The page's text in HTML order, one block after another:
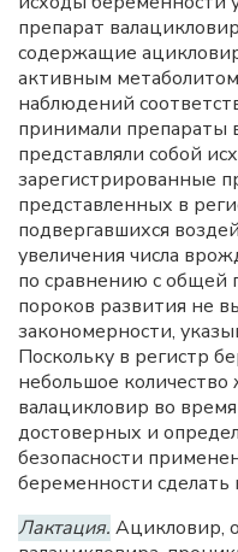
препарат
содержащие
активным
наблюдений
принимали препараты
представляли собой
зарегистрированные
представленных в
подвергавшихся
увеличения числа
по сравнению с общей
пороков развития не
закономерности,
Поскольку в регистр
небольшое
валацикловир во
достоверных и
безопасности
беременности сделать
Лактация. Ацикловир,